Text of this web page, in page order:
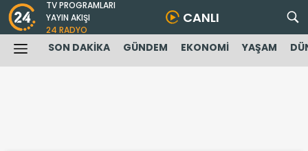
TV PROGRAMLARI
YAYIN AKIŞI
24 RADYO
CANLI
SON DAKİKA GÜNDEM EKONOMİ YAŞAM